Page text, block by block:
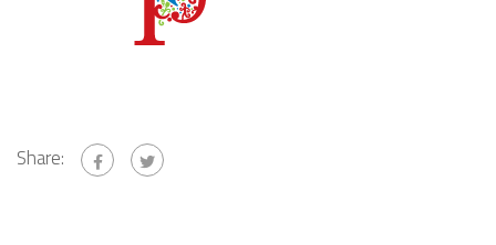
Share: